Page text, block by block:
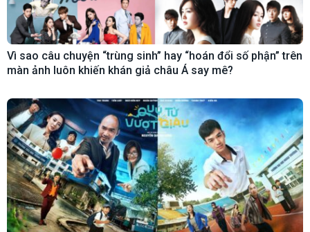
Vì sao câu chuyện “trùng sinh” hay “hoán đổi số phận” trên
màn ảnh luôn khiến khán giả châu Á say mê?